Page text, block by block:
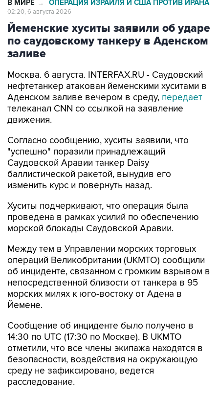
Йеменские хуситы заявили об ударе
по саудовскому танкеру в Аденском
заливе
Москва. 6 августа. INTERFAX.RU - Саудовский
Аденском заливе вечером в среду,передает
телеканал CNN со ссылкой на заявление
движения.
Согласно сообщению, хуситы заявили, что
Саудовской Аравии танкер Daisy
баллистической ракетой, вынудив его
изменить курс и повернуть назад.
Хуситы подчеркивают, что операция была
морской блокады Саудовской Аравии.
Между тем в Управлении морских торговых
об инциденте, связанном с громким взрывом в
непосредственной близости от танкера в 95
морских милях к юго-востоку от Адена в
Йемене.
Сообщение об инциденте было получено в
отметили, что все члены экипажа находятся в
безопасности, воздействия на окружающую
среду не зафиксировано, ведется
расследование.
В июле хуситы и Саудовская Аравия